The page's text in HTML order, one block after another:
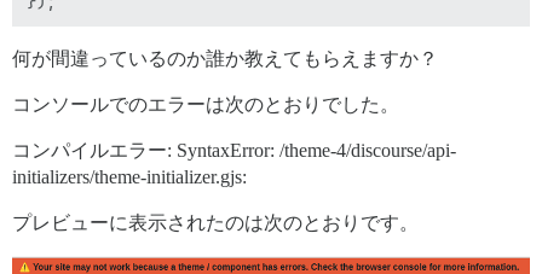
何が間違っているのか誰か教えてもらえますか？
コンソールでのエラーは次のとおりでした。
コンパイルエラー: SyntaxError: /theme-4/discourse/api-
initializers/theme-initializer.gjs:
プレビューに表示されたのは次のとおりです。